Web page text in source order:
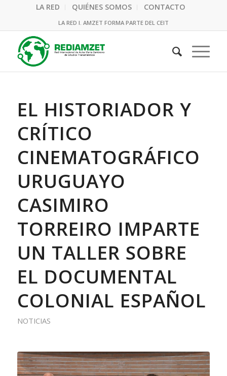
LA RED QUIÉNES SOMOS CONTACTO
LA RED I. AMZET FORMA PARTE DEL CEIT
EL HISTORIADOR Y
CRÍTICO
CINEMATOGRÁFICO
URUGUAYO
CASIMIRO
TORREIRO IMPARTE
UN TALLER SOBRE
EL DOCUMENTAL
COLONIAL ESPAÑOL
NOTICIAS